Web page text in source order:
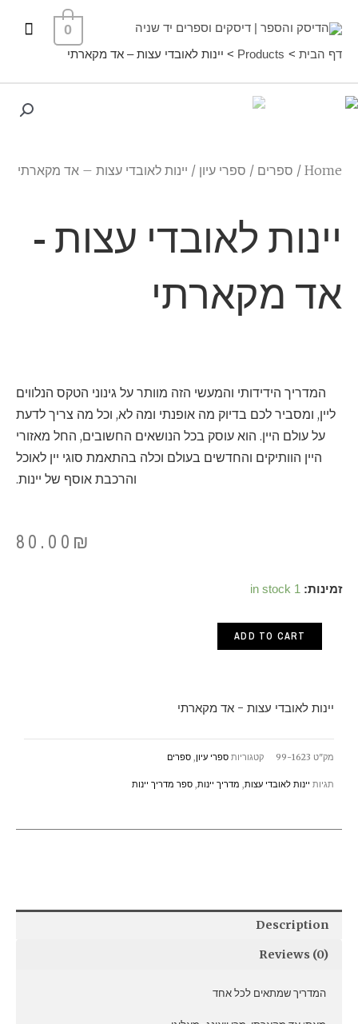
0
דף הבית Products יינות לאובדי עצות – אד מקארתי
Home
/ ספרים / ספרי עיון / יינות לאובדי עצות – אד מקארתי
יינות לאובדי עצות -
אד מקארתי
המדריך הידידותי והמעשי הזה מוותר על גינוני הטקס הנלווים
ליין, ומסביר לכם בדיוק מה אופנתי ומה לא, וכל מה צריך לדעת
על עולם היין. הוא עוסק בכל הנושאים החשובים, החל מאזורי
היין הוותיקים והחדשים בעולם וכלה בהתאמת סוגי יין לאוכל
והרכבת אוסף של יינות.
80.00 ₪
זמינות: 1 in stock יינות
quantity
ADD TO CART
יינות לאובדי עצות - אד מקארתי
מק"ט 99-1623 קטגוריות ספרי עיון, ספרים
תגיות יינות לאובדי עצות, מדריך יינות, ספר מדריך יינות
Description
Reviews (0)
המדריך שמתאים לכל אחד